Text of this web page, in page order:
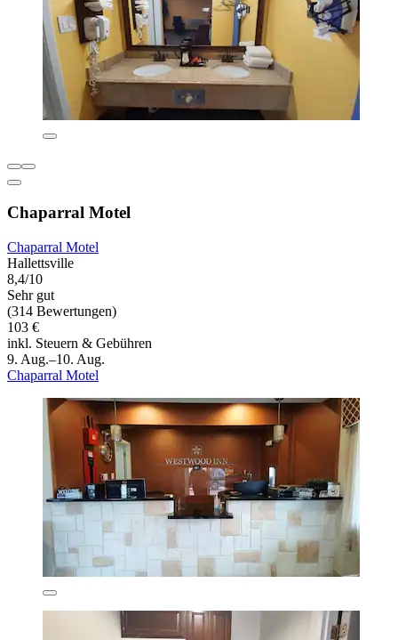
Chaparral Motel
Chaparral Motel
Hallettsville
8,4/10
Sehr gut
(314 Bewertungen)
103 €
inkl. Steuern & Gebühren
9. Aug.–10. Aug.
Chaparral Motel